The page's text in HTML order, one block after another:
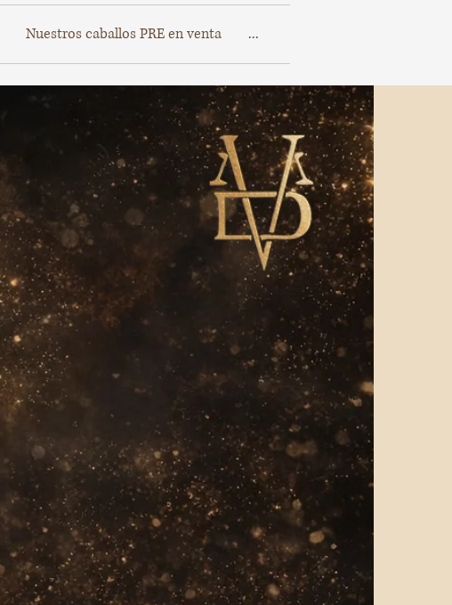
Nuestros caballos PRE en venta ...